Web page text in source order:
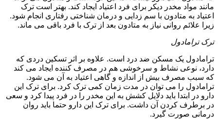
مانند مواد مخدر دیکر برای فرد اعتیاد ایجاد کند. بهتر است ترک
اعتیاد به متادون با سم زدایی و درمان شناختی رفتاری انجام شود.
زیرا علائم روانی نیاز به متادون بعد از ترک با فرد باقی می ماند.
ترک ترامادول
ترامادول یک مسکن ضد درد است. علاوه بر اثر تسکین دردی که
دارد، نوعی نشاط و سرخوشی هم در مصرف کننده ایجاد می کند
که سبب مصرف بیش از اندازه و گاهی اعتیاد به آن می شود.
ترامادول را می توان در مدت زمان کمی ترک کرد. برای ترک این
دارو در ابتدا باید دلایل کشش به این مخدر را در فرد پیدا کرد و سعی
در برطرف کردن آن داشت. برای ترک این دارو حتما باید روان
درمانی صورت گیرد.